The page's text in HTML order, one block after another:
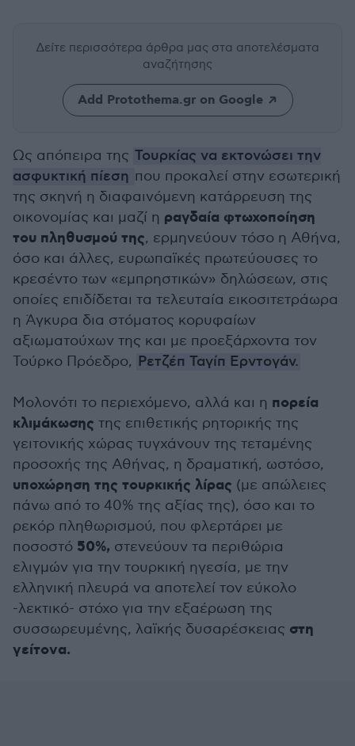
Δείτε περισσότερα άρθρα μας στα αποτελέσματα
αναζήτησης
Add Protothema.gr on Google
Ως απόπειρα της Τουρκίας να εκτονώσει την
ασφυκτική πίεση που προκαλεί στην εσωτερική
της σκηνή η διαφαινόμενη κατάρρευση της
οικονομίας και μαζί η ραγδαία φτωχοποίηση
του πληθυσμού της, ερμηνεύουν τόσο η Αθήνα,
όσο και άλλες, ευρωπαϊκές πρωτεύουσες το
κρεσέντο των «εμπρηστικών» δηλώσεων, στις
οποίες επιδίδεται τα τελευταία εικοσιτετράωρα
η Άγκυρα δια στόματος κορυφαίων
αξιωματούχων της και με προεξάρχοντα τον
Τούρκο Πρόεδρο, Ρετζέπ Ταγίπ Ερντογάν.
Μολονότι το περιεχόμενο, αλλά και η πορεία
κλιμάκωσης της επιθετικής ρητορικής της
γειτονικής χώρας τυγχάνουν της τεταμένης
προσοχής της Αθήνας, η δραματική, ωστόσο,
υποχώρηση της τουρκικής λίρας (με απώλειες
πάνω από το 40% της αξίας της), όσο και το
ρεκόρ πληθωρισμού, που φλερτάρει με
ποσοστό 50%, στενεύουν τα περιθώρια
ελιγμών για την τουρκική ηγεσία, με την
ελληνική πλευρά να αποτελεί τον εύκολο
-λεκτικό- στόχο για την εξαέρωση της
συσσωρευμένης, λαϊκής δυσαρέσκειας στη
γείτονα.